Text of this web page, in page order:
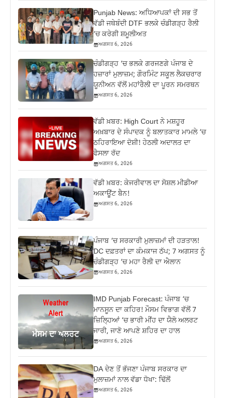
Punjab News: ਅਧਿਆਪਕਾਂ ਦੀ ਸਭ ਤੋਂ
ਵੱਡੀ ਜਥੇਬੰਦੀ DTF ਭਲਕੇ ਚੰਡੀਗੜ੍ਹ ਰੈਲੀ
‘ਚ ਕਰੇਗੀ ਸ਼ਮੂਲੀਅਤ
ਅਗਸਤ 6, 2026
ਚੰਡੀਗੜ੍ਹ ‘ਚ ਭਲਕੇ ਗਰਜਣਗੇ ਪੰਜਾਬ ਦੇ
ਹਜ਼ਾਰਾਂ ਮੁਲਾਜ਼ਮ; ਗੌਰਮਿੰਟ ਸਕੂਲ ਲੈਕਚਰਾਰ
ਯੂਨੀਅਨ ਵੱਲੋਂ ਮਹਾਂਰੈਲੀ ਦਾ ਪੂਰਨ ਸਮਰਥਨ
ਅਗਸਤ 6, 2026
ਵੱਡੀ ਖ਼ਬਰ: High Court ਨੇ ਮਸ਼ਹੂਰ
ਅਖ਼ਬਾਰ ਦੇ ਸੰਪਾਦਕ ਨੂੰ ਬਲਾਤਕਾਰ ਮਾਮਲੇ ‘ਚ
ਠਹਿਰਾਇਆ ਦੋਸ਼ੀ! ਹੇਠਲੀ ਅਦਾਲਤ ਦਾ
ਫੈਸਲਾ ਰੱਦ
ਅਗਸਤ 6, 2026
ਵੱਡੀ ਖ਼ਬਰ: ਕੇਜਰੀਵਾਲ ਦਾ ਸੋਸ਼ਲ ਮੀਡੀਆ
ਅਕਾਊਂਟ ਬੈਨ!
ਅਗਸਤ 6, 2026
ਪੰਜਾਬ ‘ਚ ਸਰਕਾਰੀ ਮੁਲਾਜ਼ਮਾਂ ਦੀ ਹੜਤਾਲ!
DC ਦਫ਼ਤਰਾਂ ਦਾ ਕੰਮਕਾਜ ਠੱਪ; 7 ਅਗਸਤ ਨੂੰ
ਚੰਡੀਗੜ੍ਹ ‘ਚ ਮਹਾ ਰੈਲੀ ਦਾ ਐਲਾਨ
ਅਗਸਤ 6, 2026
IMD Punjab Forecast: ਪੰਜਾਬ ‘ਚ
ਮਾਨਸੂਨ ਦਾ ਕਹਿਰ! ਮੌਸਮ ਵਿਭਾਗ ਵੱਲੋਂ 7
ਜ਼ਿਲ੍ਹਿਆਂ ‘ਚ ਭਾਰੀ ਮੀਂਹ ਦਾ ਯੈਲੋ ਅਲਰਟ
ਜਾਰੀ, ਜਾਣੋ ਆਪਣੇ ਸ਼ਹਿਰ ਦਾ ਹਾਲ
ਅਗਸਤ 6, 2026
DA ਦੇਣ‌ ਤੋਂ ਭੱਜਣਾ ਪੰਜਾਬ ਸਰਕਾਰ ਦਾ
ਮੁਲਾਜ਼ਮਾਂ ਨਾਲ ਵੱਡਾ ਧੋਖਾ: ਢਿੱਲੋਂ
ਅਗਸਤ 6, 2026